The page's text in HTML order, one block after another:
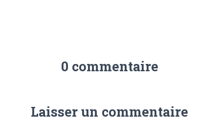
0 commentaire
Laisser un commentaire